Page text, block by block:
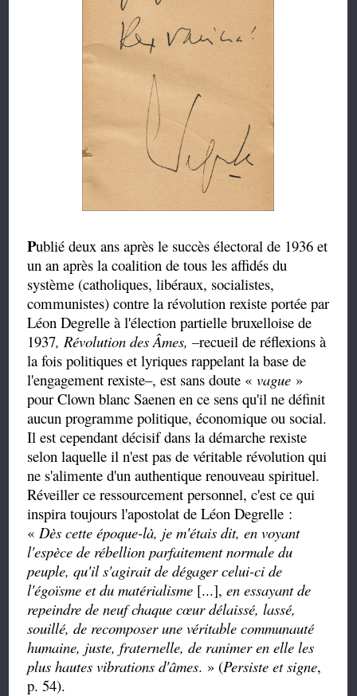
Publié deux ans après le succès électoral de 1936 et
un an après la coalition de tous les affidés du
système (catholiques, libéraux, socialistes,
communistes) contre la révolution rexiste portée par
Léon Degrelle à l'élection partielle bruxelloise de
1937, Révolution des Âmes, –recueil de réflexions à
la fois politiques et lyriques rappelant la base de
l'engagement rexiste–, est sans doute « vague »
pour Clown blanc Saenen en ce sens qu'il ne définit
aucun programme politique, économique ou social.
Il est cependant décisif dans la démarche rexiste
selon laquelle il n'est pas de véritable révolution qui
ne s'alimente d'un authentique renouveau spirituel.
Réveiller ce ressourcement personnel, c'est ce qui
inspira toujours l'apostolat de Léon Degrelle :
« Dès cette époque-là, je m'étais dit, en voyant
l'espèce de rébellion parfaitement normale du
peuple, qu'il s'agirait de dégager celui-ci de
l'égoïsme et du matérialisme [...],en essayant de
repeindre de neuf chaque cœur délaissé, lassé,
souillé, de recomposer une véritable communauté
humaine, juste, fraternelle, de ranimer en elle les
plus hautes vibrations d'âmes. » (Persiste et signe,
p. 54).